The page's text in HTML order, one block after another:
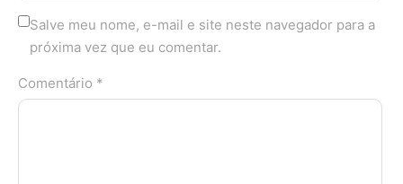
Salve meu nome, e-mail e site neste navegador para a
próxima vez que eu comentar.
Comentário *